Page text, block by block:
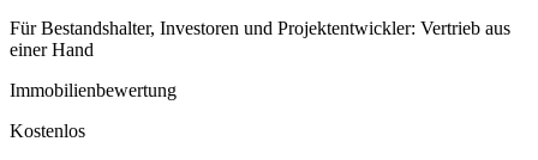
Für Bestandshalter, Investoren und Projektentwickler: Vertrieb aus
einer Hand
Immobilienbewertung
Kostenlos